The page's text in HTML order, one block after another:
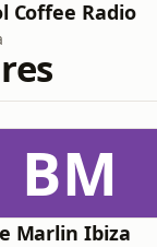
Coffee Radio
BM
Marlin Ibiza